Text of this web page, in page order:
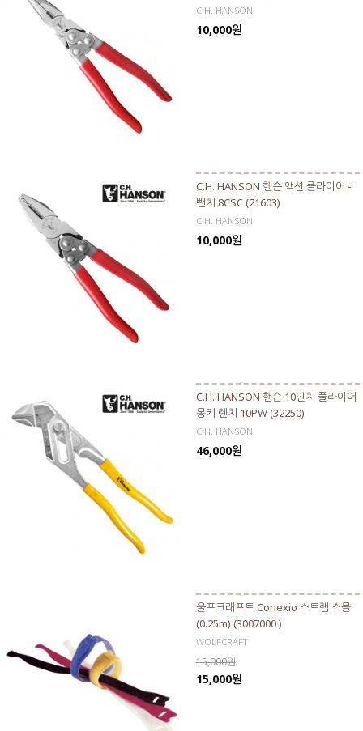
C.H. HANSON
10,000원
C.H. HANSON 핸슨 액션 플라이어 -
뺀치 8CSC (21603)
C.H. HANSON
10,000원
C.H. HANSON 핸슨 10인치 플라이어
몽키 렌치 10PW (32250)
C.H. HANSON
46,000원
울프크래프트 Conexio 스트랩 스몰
(0.25m) (3007000 )
WOLFCRAFT
15,000원
15,000원